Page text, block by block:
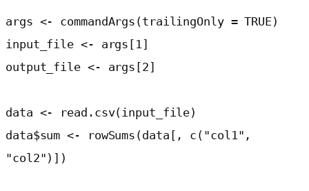
args <- commandArgs(trailingOnly = TRUE)
input_file <- args[1]
output_file <- args[2]
data <- read.csv(input_file)
data$sum <- rowSums(data[, c("col1",
"col2")])